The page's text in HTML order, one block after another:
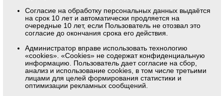
Согласие на обработку персональных данных выдаётся
на срок 10 лет и автоматически продляется на
очередные 10 лет, если Пользователь не отозвал это
согласие до окончания срока его действия.
Администратор вправе использовать технологию
«cookies». «Cookies» не содержат конфиденциальную
информацию. Пользователь дает согласие на сбор,
анализ и использование cookies, в том числе третьими
лицами для целей формирования статистики и
оптимизации рекламных сообщений.